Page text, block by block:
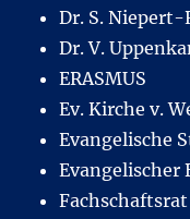
Dr. S. Niepert-
Dr. V.
ERASMUS
Ev. Kirche v.
Evangelische
Evangelischer
Fachschaftsrat